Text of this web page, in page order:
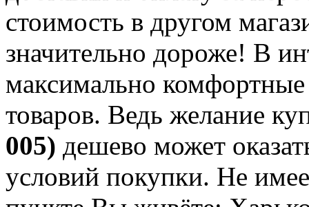
стоимость в другом
значительно дороже! В
максимально
товаров. Ведь желание
005) дешево может
условий покупки. Не